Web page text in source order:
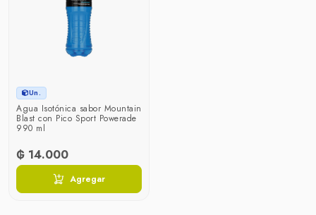
Un.
Agua Isotónica sabor Mountain
Blast con Pico Sport Powerade
990 ml
₲ 14.000
Agregar